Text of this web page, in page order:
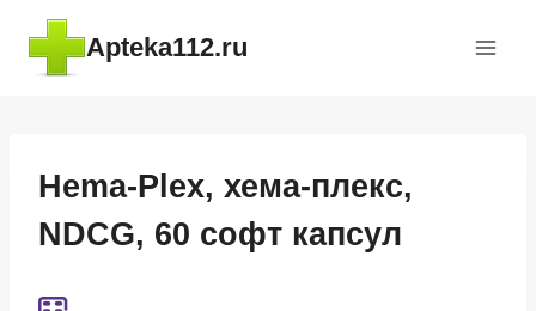
Перейти
содержимому
Apteka112.ru
Hema-Plex, хема-плекс,
NDCG, 60 софт капсул